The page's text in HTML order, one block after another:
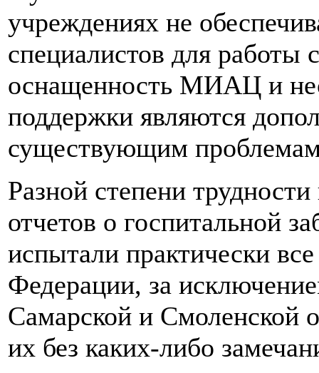
учреждениях не
специалистов для
оснащенность МИАЦ и
поддержки являются
существующим
Разной степени
отчетов о госпитальной
испытали практически
Федерации, за
Самарской и Смоленской
их без каких-либо